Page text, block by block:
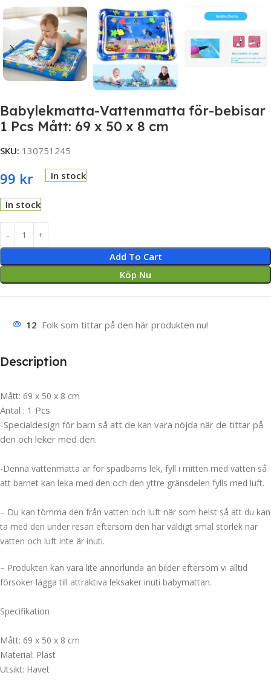
Babylekmatta-Vattenmatta för-bebisar
1 Pcs Mått: 69 x 50 x 8 cm
SKU: 130751245
99 kr In stock
In stock
Add To Cart
Köp Nu
12 Folk som tittar på den här produkten nu!
Description
Mått: 69 x 50 x 8 cm
Antal : 1 Pcs
-Specialdesign för barn så att de kan vara nöjda när de tittar på
den och leker med den.
-Denna vattenmatta är för spädbarns lek, fyll i mitten med vatten så
att barnet kan leka med den och den yttre gränsdelen fylls med luft.
– Du kan tömma den från vatten och luft när som helst så att du kan
ta med den under resan eftersom den har väldigt smal storlek när
vatten och luft inte är inuti.
– Produkten kan vara lite annorlunda än bilder eftersom vi alltid
försöker lägga till attraktiva leksaker inuti babymattan.
Specifikation
Mått: 69 x 50 x 8 cm
Material: Plast
Utsikt: Havet